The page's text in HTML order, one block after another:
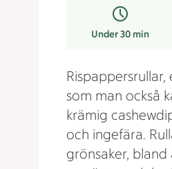
Under 30 min
som man också
krämig
och ingefära.
grönsaker, bland